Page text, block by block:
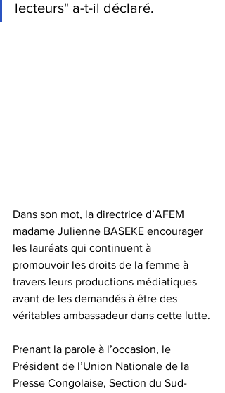
lecteurs" a-t-il déclaré.
Dans son mot, la directrice d’AFEM
madame Julienne BASEKE encourager
les lauréats qui continuent à
promouvoir les droits de la femme à
travers leurs productions médiatiques
avant de les demandés à être des
véritables ambassadeur dans cette lutte.
Prenant la parole à l’occasion, le
Président de l’Union Nationale de la
Presse Congolaise, Section du Sud-